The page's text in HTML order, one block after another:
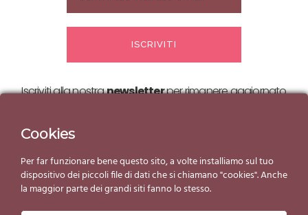
Iscriviti alla nostranewsletterper rimanere aggiornato
Cookies
Per far funzionare bene questo sito, a volte installiamo sul tuo
dispositivo dei piccoli file di dati che si chiamano "cookies". Anche
la maggior parte dei grandi siti fanno lo stesso.